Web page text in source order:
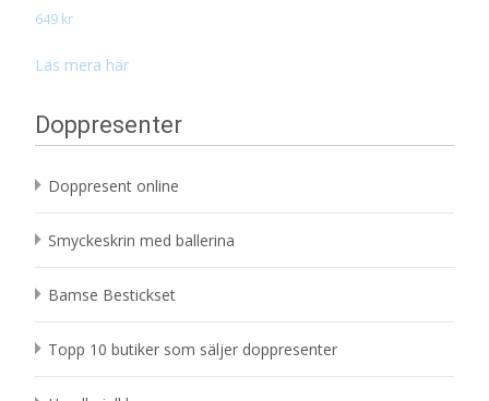
649 kr
Läs mera här
Doppresenter
Doppresent online
Smyckeskrin med ballerina
Bamse Bestickset
Topp 10 butiker som säljer doppresenter